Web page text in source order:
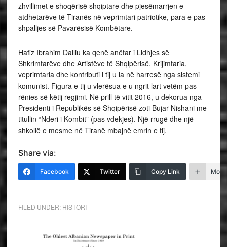
zhvillimet e shoqërisë shqiptare dhe pjesëmarrjen e
atdhetarëve të Tiranës në veprimtari patriotike, para e pas
shpalljes së Pavarësisë Kombëtare.
Hafiz Ibrahim Dalliu ka qenë anëtar i Lidhjes së
Shkrimtarëve dhe Artistëve të Shqipërisë. Krijimtaria,
veprimtaria dhe kontributi i tij u la në harresë nga sistemi
komunist. Figura e tij u vlerësua e u ngrit lart vetëm pas
rënies së këtij regjimi. Në prill të vitit 2016, u dekorua nga
Presidenti i Republikës së Shqipërisë zoti Bujar Nishani me
titullin “Nderi i Kombit” (pas vdekjes). Një rrugë dhe një
shkollë e mesme në Tiranë mbajnë emrin e tij.
Share via:
Facebook Twitter Copy Link More
FILED UNDER: HISTORI